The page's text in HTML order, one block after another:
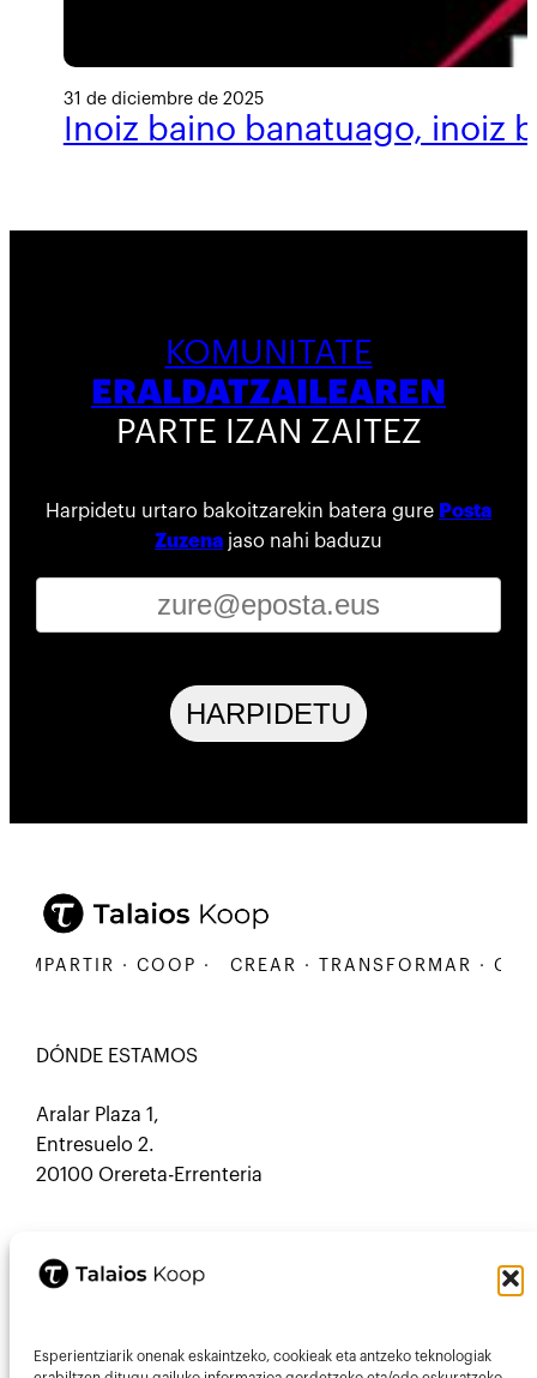
Esperientziarik onenak eskaintzeko, cookieak eta antzeko teknologiak
31 de diciembre de 2025
Inoiz baino banatuago, inoiz
KOMUNITATE
ERALDATZAILEAREN
PARTE IZAN ZAITEZ
Harpidetu urtaro bakoitzarekin batera gure Posta
Zuzena jaso nahi baduzu
HARPIDETU
· COOP · CREAR · TRANSFORMAR ·
DÓNDE ESTAMOS
Aralar Plaza 1,
Entresuelo 2.
20100 Orereta-Errenteria
Mastodon Correo electrónico